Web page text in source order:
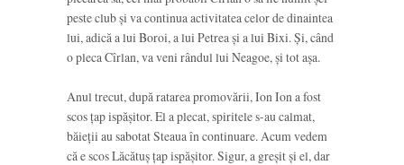
peste club și va continua activitatea celor de dinaintea
lui, adică a lui Boroi, a lui Petrea și a lui Bixi. Și, când
o pleca Cîrlan, va veni rândul lui Neagoe, și tot așa.
Anul trecut, după ratarea promovării, Ion Ion a fost
scos țap ispășitor. El a plecat, spiritele s-au calmat,
băieții au sabotat Steaua în continuare. Acum vedem
că e scos Lăcătuș țap ispășitor. Sigur, a greșit și el, dar